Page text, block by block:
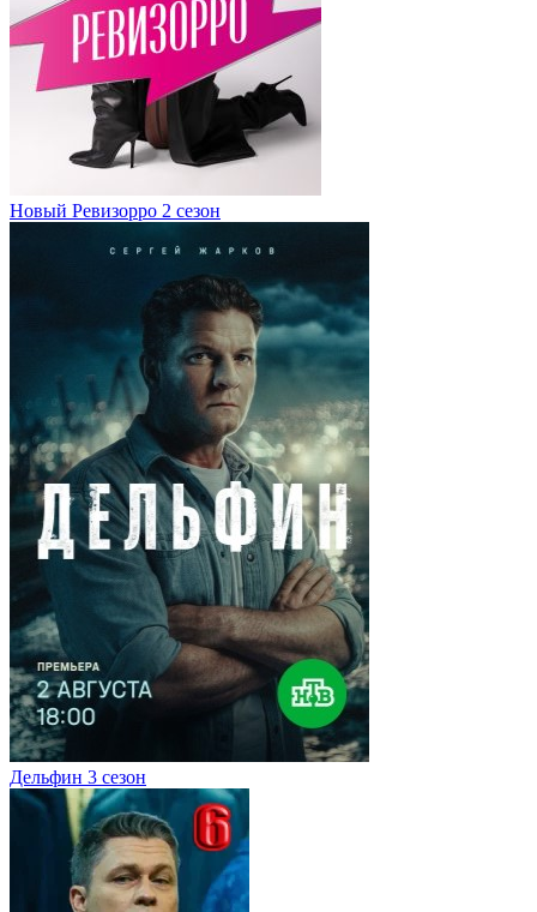
Новый Ревизорро 2 сезон
Дельфин 3 сезон